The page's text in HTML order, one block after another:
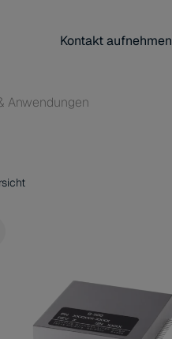
Kontakt aufnehmen
Anwendungen